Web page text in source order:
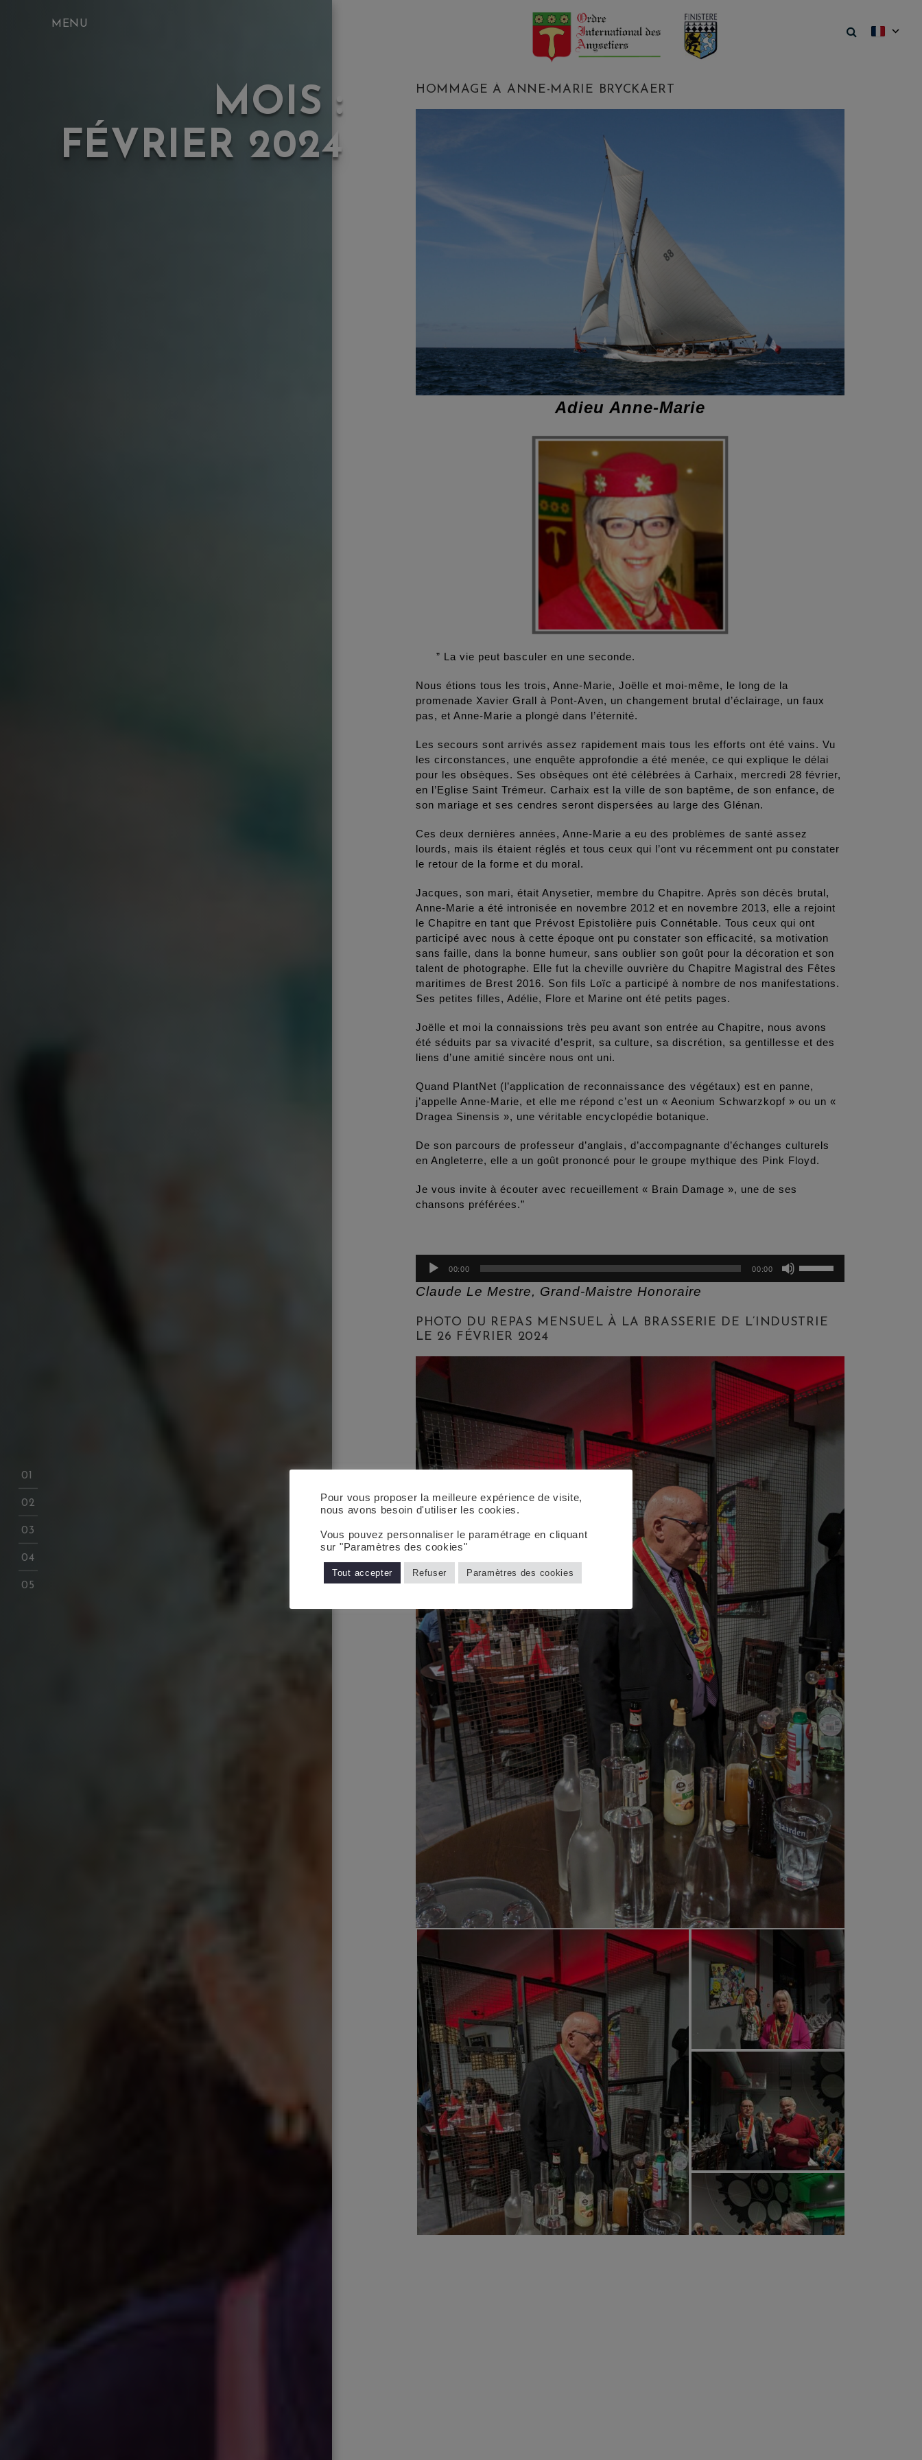
MOIS :
FÉVRIER 2024
HOMMAGE À ANNE-MARIE BRYCKAERT
Adieu Anne-Marie
” La vie peut basculer en une seconde.
Nous étions tous les trois, Anne-Marie, Joëlle et moi-même, le long de la
promenade Xavier Grall à Pont-Aven, un changement brutal d’éclairage, un faux
pas, et Anne-Marie a plongé dans l’éternité.
Les secours sont arrivés assez rapidement mais tous les efforts ont été vains. Vu
les circonstances, une enquête approfondie a été menée, ce qui explique le délai
pour les obsèques. Ses obsèques ont été célébrées à Carhaix, mercredi 28 février,
en l’Eglise Saint Trémeur. Carhaix est la ville de son baptême, de son enfance, de
son mariage et ses cendres seront dispersées au large des Glénan.
Ces deux dernières années, Anne-Marie a eu des problèmes de santé assez
lourds, mais ils étaient réglés et tous ceux qui l’ont vu récemment ont pu constater
le retour de la forme et du moral.
Jacques, son mari, était Anysetier, membre du Chapitre. Après son décès brutal,
Anne-Marie a été intronisée en novembre 2012 et en novembre 2013, elle a rejoint
le Chapitre en tant que Prévost Epistolière puis Connétable. Tous ceux qui ont
participé avec nous à cette époque ont pu constater son efficacité, sa motivation
sans faille, dans la bonne humeur, sans oublier son goût pour la décoration et son
talent de photographe. Elle fut la cheville ouvrière du Chapitre Magistral des Fêtes
maritimes de Brest 2016. Son fils Loïc a participé à nombre de nos manifestations.
Ses petites filles, Adélie, Flore et Marine ont été petits pages.
Joëlle et moi la connaissions très peu avant son entrée au Chapitre, nous avons
été séduits par sa vivacité d’esprit, sa culture, sa discrétion, sa gentillesse et des
liens d’une amitié sincère nous ont uni.
Quand PlantNet (l’application de reconnaissance des végétaux) est en panne,
j’appelle Anne-Marie, et elle me répond c’est un « Aeonium Schwarzkopf » ou un «
Dragea Sinensis », une véritable encyclopédie botanique.
De son parcours de professeur d’anglais, d’accompagnante d’échanges culturels
en Angleterre, elle a un goût prononcé pour le groupe mythique des Pink Floyd.
Je vous invite à écouter avec recueillement « Brain Damage », une de ses
chansons préférées.”
Lecteur
audio
00:00 00:00
pour
volume.
Claude Le Mestre, Grand-Maistre Honoraire
PHOTO DU REPAS MENSUEL À LA BRASSERIE DE L’INDUSTRIE
LE 26 FÉVRIER 2024
Pour vous proposer la meilleure expérience de visite,
nous avons besoin d'utiliser les cookies.
Vous pouvez personnaliser le paramétrage en cliquant
sur "Paramètres des cookies"
Tout accepter Refuser Paramètres des cookies